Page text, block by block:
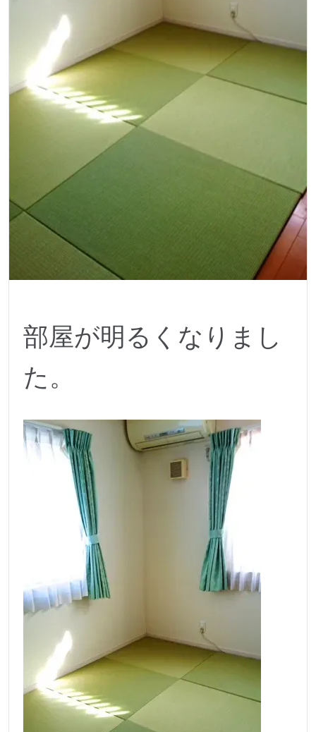
部屋が明るくなりまし
た。